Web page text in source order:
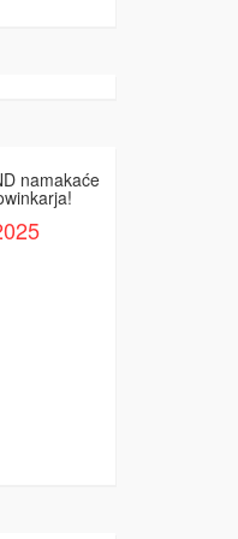
namakaće